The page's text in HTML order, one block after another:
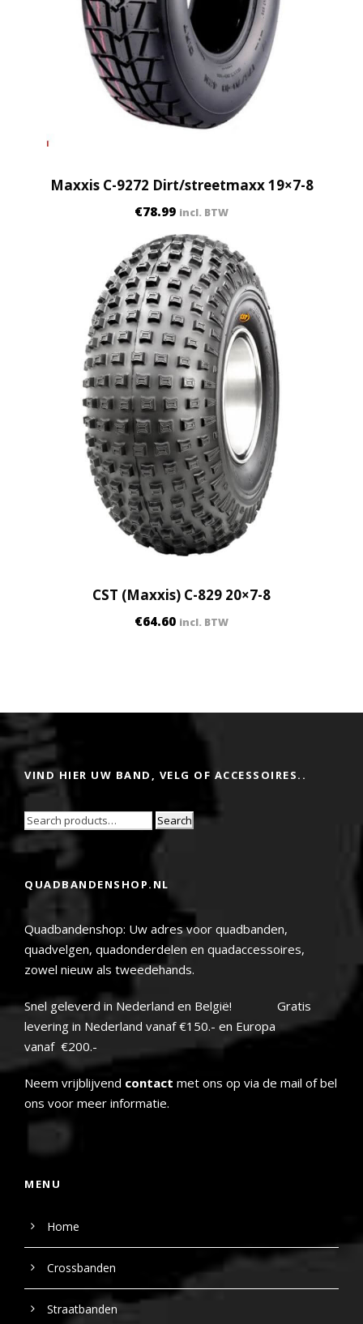
Maxxis C-9272 Dirt/streetmaxx 19×7-8
€78.99 incl. BTW
CST (Maxxis) C-829 20×7-8
€64.60 incl. BTW
VIND HIER UW BAND, VELG OF ACCESSOIRES..
Search
QUADBANDENSHOP.NL
Quadbandenshop: Uw adres voor quadbanden,
quadvelgen, quadonderdelen en quadaccessoires,
zowel nieuw als tweedehands.
Snel geleverd in Nederland en België! Gratis
levering in Nederland vanaf €150.- en Europa
vanaf €200.-
Neem vrijblijvend contact met ons op via de mail of bel
ons voor meer informatie.
MENU
Home
Crossbanden
Straatbanden